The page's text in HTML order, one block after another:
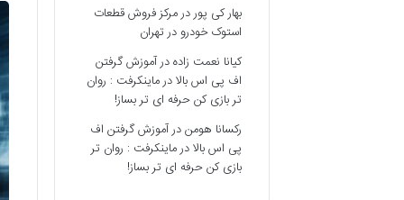
بهار کی پوردرمرکز فروش قطعات
استوک خودرو در تهران
کیانا نعمت زادهدرآموزش گرفتن
اف پی اس بالا در ماینکرفت : روان
تر بازی کن حرفه ای تر بساز!
رکسانا هومندرآموزش گرفتن اف
پی اس بالا در ماینکرفت : روان تر
بازی کن حرفه ای تر بساز!